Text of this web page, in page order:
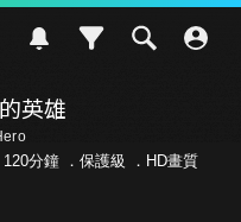
英雄
分鐘 ． 保護級 ．HD畫質